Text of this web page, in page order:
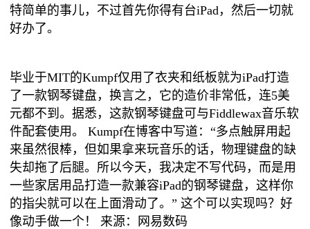
特简单的事儿，不过首先你得有台iPad，然后一切就
好办了。
毕业于MIT的Kumpf仅用了衣夹和纸板就为iPad打造
了一款钢琴键盘，换言之，它的造价非常低，连5美
元都不到。据悉，这款钢琴键盘可与Fiddlewax音乐软
件配套使用。
Kumpf在博客中写道：“多点触屏用起
来虽然很棒，但如果拿来玩音乐的话，物理键盘的缺
失却拖了后腿。所以今天，我决定不写代码，而是用
一些家居用品打造一款兼容iPad的钢琴键盘，这样你
的指尖就可以在上面滑动了。” 这个可以实现吗？好
像动手做一个！
来源： 网易数码